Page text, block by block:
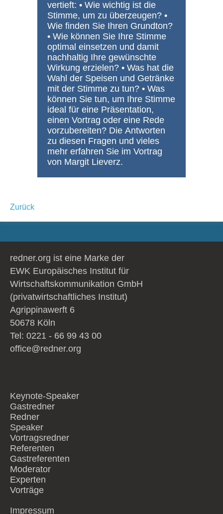
vertieft: • Wie wichtig ist die
Stimme, um zu überzeugen? •
Wie finden Sie Ihren Grundton?
• Wie können Sie Ihre Stimme
optimal einsetzen und damit
nachhaltig Ihre gewünschte
Wirkung erzielen? • Was hat die
Wahl der Speisen und Getränke
mit der Stimme zu tun? • Was
können Sie tun, um Ihre Stimme
ideal für eine Präsentation,
einen Vortrag oder eine Rede
vorzubereiten? Die Antworten
zu diesen Fragen und vieles
mehr erfahren Sie im Vortrag
von Margit Lieverz.
Zurück
redner.org ist eine Marke der
EWK Europäisches Institut für
Wirtschaftskommunikation GmbH
(privatwirtschaftliches Institut)
Agrippinawerft 6
50678 Köln
Tel: 0221 - 66 99 43 00
office@redner.org
Keynote-Speaker
Gastredner
Redner
Speaker
Vortragsredner
Referenten
Gastreferenten
Moderator
Experten
Vorträge
Impressum